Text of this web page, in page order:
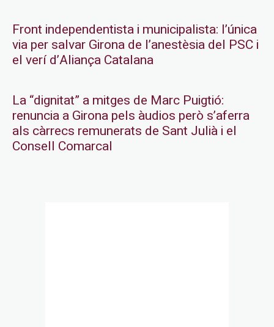
Front independentista i municipalista: l’única
via per salvar Girona de l’anestèsia del PSC i
el verí d’Aliança Catalana
La “dignitat” a mitges de Marc Puigtió:
renuncia a Girona pels àudios però s’aferra
als càrrecs remunerats de Sant Julià i el
Consell Comarcal